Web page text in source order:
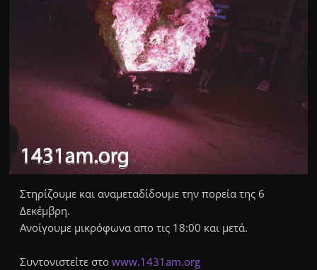
Στηρίζουμε και αναμεταδίδουμε την πορεία της 6
Δεκέμβρη.
Ανοίγουμε μικρόφωνα απο τις 18:00 και μετά.
Συντονιστείτε στοwww.1431am.org